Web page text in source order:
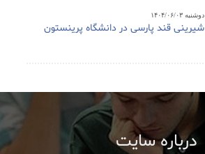
دوشنبه ۱۴۰۴/۰۶/۰۳
شیرینی قند پارسی در دانشگاه پرینستون
درباره سایت